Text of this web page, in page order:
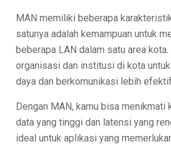
MAN memiliki beberapa
satunya adalah kemampuan untuk
beberapa LAN dalam satu area
organisasi dan institusi di kota
daya dan berkomunikasi lebih
Dengan MAN, kamu bisa menikmati
data yang tinggi dan latensi yang
ideal untuk aplikasi yang